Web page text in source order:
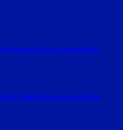
Krokodil aus Geisterbahn
Volksfestauszug gestoppt